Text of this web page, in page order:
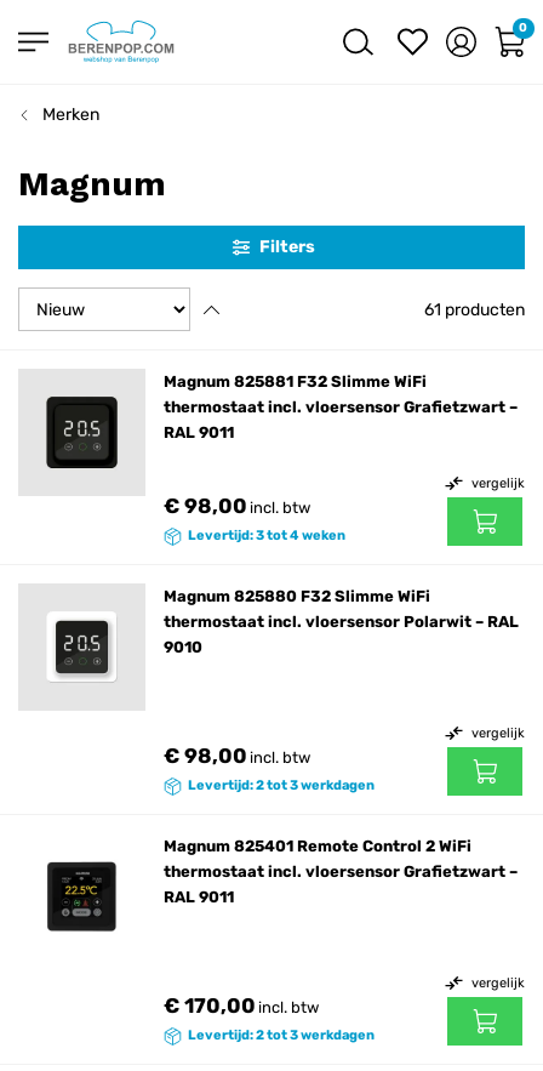
0
Merken
Magnum
Filters
61 producten
Magnum 825881 F32 Slimme WiFi
thermostaat incl. vloersensor Grafietzwart –
RAL 9011
€ 98,00 incl. btw
Levertijd: 3 tot 4 weken
vergelijk
Magnum 825880 F32 Slimme WiFi
thermostaat incl. vloersensor Polarwit – RAL
9010
€ 98,00 incl. btw
Levertijd: 2 tot 3 werkdagen
vergelijk
Magnum 825401 Remote Control 2 WiFi
thermostaat incl. vloersensor Grafietzwart –
RAL 9011
€ 170,00 incl. btw
Levertijd: 2 tot 3 werkdagen
vergelijk